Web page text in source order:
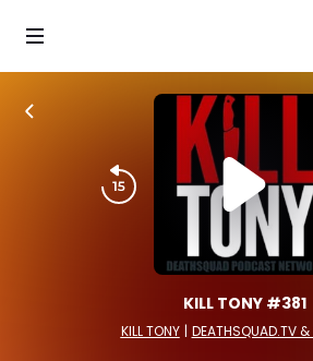
KILL TONY #381
KILL TONY | DEATHSQUAD.TV